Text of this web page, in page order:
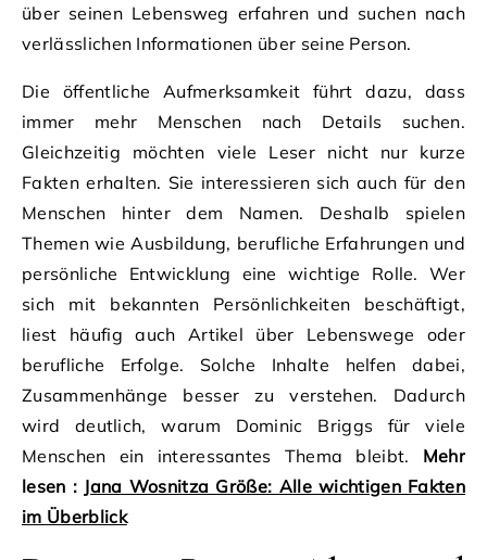
über seinen Lebensweg erfahren und suchen nach
verlässlichen Informationen über seine Person.
Die öffentliche Aufmerksamkeit führt dazu, dass
immer mehr Menschen nach Details suchen.
Gleichzeitig möchten viele Leser nicht nur kurze
Fakten erhalten. Sie interessieren sich auch für den
Menschen hinter dem Namen. Deshalb spielen
Themen wie Ausbildung, berufliche Erfahrungen und
persönliche Entwicklung eine wichtige Rolle. Wer
sich mit bekannten Persönlichkeiten beschäftigt,
liest häufig auch Artikel über Lebenswege oder
berufliche Erfolge. Solche Inhalte helfen dabei,
Zusammenhänge besser zu verstehen. Dadurch
wird deutlich, warum Dominic Briggs für viele
Menschen ein interessantes Thema bleibt. Mehr
lesen : Jana Wosnitza Größe: Alle wichtigen Fakten
im Überblick